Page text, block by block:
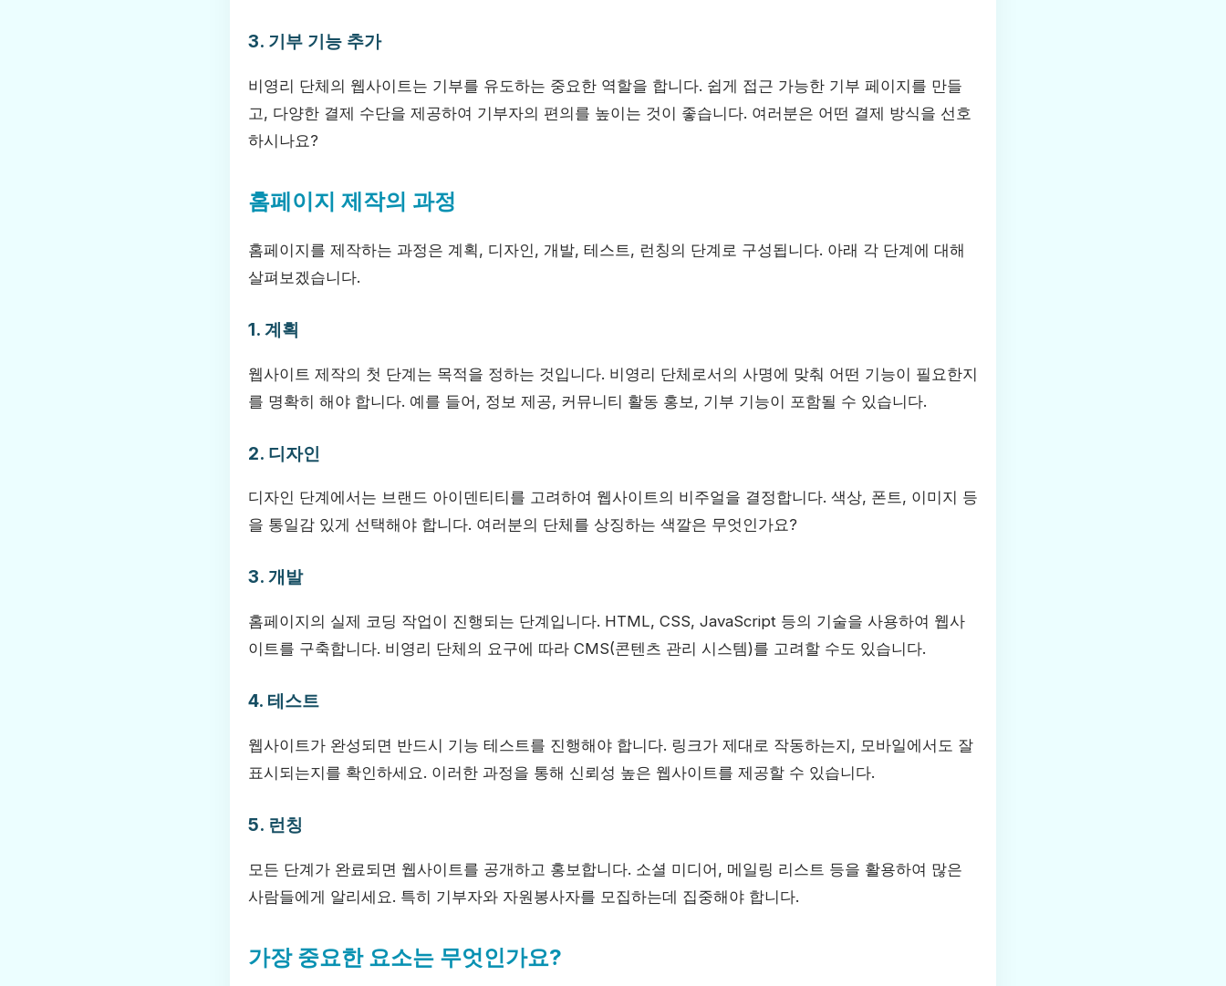
3. 기부 기능 추가
비영리 단체의 웹사이트는 기부를 유도하는 중요한 역할을 합니다. 쉽게 접근 가능한 기부 페이지를 만들
고, 다양한 결제 수단을 제공하여 기부자의 편의를 높이는 것이 좋습니다. 여러분은 어떤 결제 방식을 선호
하시나요?
홈페이지 제작의 과정
홈페이지를 제작하는 과정은 계획, 디자인, 개발, 테스트, 런칭의 단계로 구성됩니다. 아래 각 단계에 대해
살펴보겠습니다.
1. 계획
웹사이트 제작의 첫 단계는 목적을 정하는 것입니다. 비영리 단체로서의 사명에 맞춰 어떤 기능이 필요한지
를 명확히 해야 합니다. 예를 들어, 정보 제공, 커뮤니티 활동 홍보, 기부 기능이 포함될 수 있습니다.
2. 디자인
디자인 단계에서는 브랜드 아이덴티티를 고려하여 웹사이트의 비주얼을 결정합니다. 색상, 폰트, 이미지 등
을 통일감 있게 선택해야 합니다. 여러분의 단체를 상징하는 색깔은 무엇인가요?
3. 개발
홈페이지의 실제 코딩 작업이 진행되는 단계입니다. HTML, CSS, JavaScript 등의 기술을 사용하여 웹사
이트를 구축합니다. 비영리 단체의 요구에 따라 CMS(콘텐츠 관리 시스템)를 고려할 수도 있습니다.
4. 테스트
웹사이트가 완성되면 반드시 기능 테스트를 진행해야 합니다. 링크가 제대로 작동하는지, 모바일에서도 잘
표시되는지를 확인하세요. 이러한 과정을 통해 신뢰성 높은 웹사이트를 제공할 수 있습니다.
5. 런칭
모든 단계가 완료되면 웹사이트를 공개하고 홍보합니다. 소셜 미디어, 메일링 리스트 등을 활용하여 많은
사람들에게 알리세요. 특히 기부자와 자원봉사자를 모집하는데 집중해야 합니다.
가장 중요한 요소는 무엇인가요?